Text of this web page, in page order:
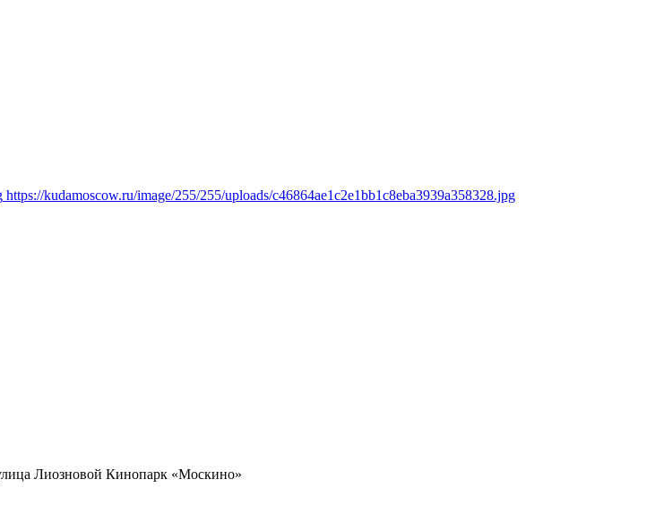
https://kudamoscow.ru/image/255/255/uploads/c46864ae1c2e1bb1c8eba3939a358328.jpg
Лиозновой Кинопарк «Москино»